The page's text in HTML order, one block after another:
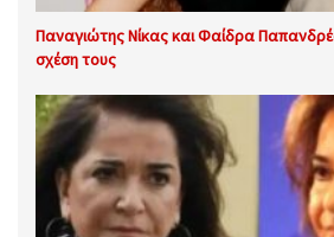
Παναγιώτης Νίκας και Φαίδρα
σχέση τους